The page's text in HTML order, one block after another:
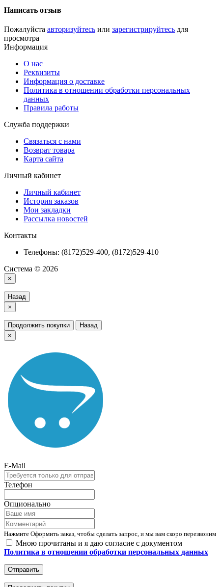
Написать отзыв
Пожалуйста авторизуйтесь или зарегистрируйтесь для
просмотра
Информация
О нас
Реквизиты
Информация о доставке
Политика в отношении обработки персональных
данных
Правила работы
Служба поддержки
Связаться с нами
Возврат товара
Карта сайта
Личный кабинет
Личный кабинет
История заказов
Мои закладки
Рассылка новостей
Контакты
Телефоны: (8172)529-400, (8172)529-410
Система © 2026
×
Назад
×
Продолжить покупки
Назад
×
E-Mail
Телефон
Опционально
Нажмите Оформить заказ, чтобы сделать запрос, и мы вам скоро перезвоним
Мною прочитаны и я даю согласие с документом
Политика в отношении обработки персональных данных
Отправить